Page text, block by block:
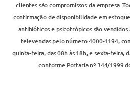
clientes são compromissos da empresa.
confirmação de disponibilidade em
antibióticos e psicotrópicos são vendidos
televendas pelo número 4000-1194,
quinta-feira, das 08h às 18h, e sexta-feira,
conforme Portaria nº 344/1999